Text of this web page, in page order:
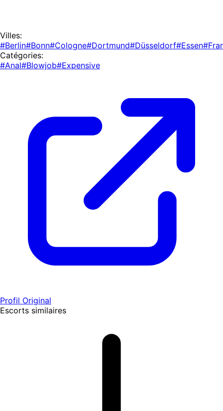
Villes:
#Berlin#Bonn#Cologne#Dortmund#Düsseldorf#Essen
Catégories:
#Anal#Blowjob#Expensive
Profil Original
Escorts similaires